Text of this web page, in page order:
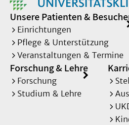
Unsere Patienten &
Einrichtungen
Pflege & Unterstützung
Veranstaltungen & Termine
Forschung & Lehre
Forschung
Studium & Lehre